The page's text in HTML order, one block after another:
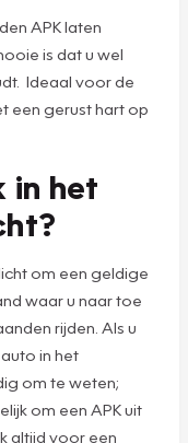
APK laten
is dat u wel
Ideaal voor de
een gerust hart op
in het
om een geldige
waar u naar toe
rijden. Als u
in het
om te weten;
om een APK uit
altijd voor een